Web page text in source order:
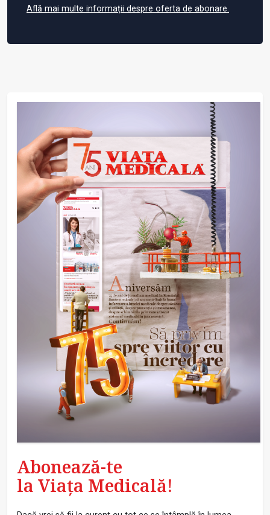
Află mai multe informații despre oferta de abonare.
Abonează-te
la Viața Medicală!